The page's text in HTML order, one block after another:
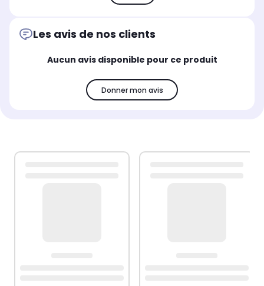
Les avis de nos clients
Aucun avis disponible pour ce produit
Donner mon avis